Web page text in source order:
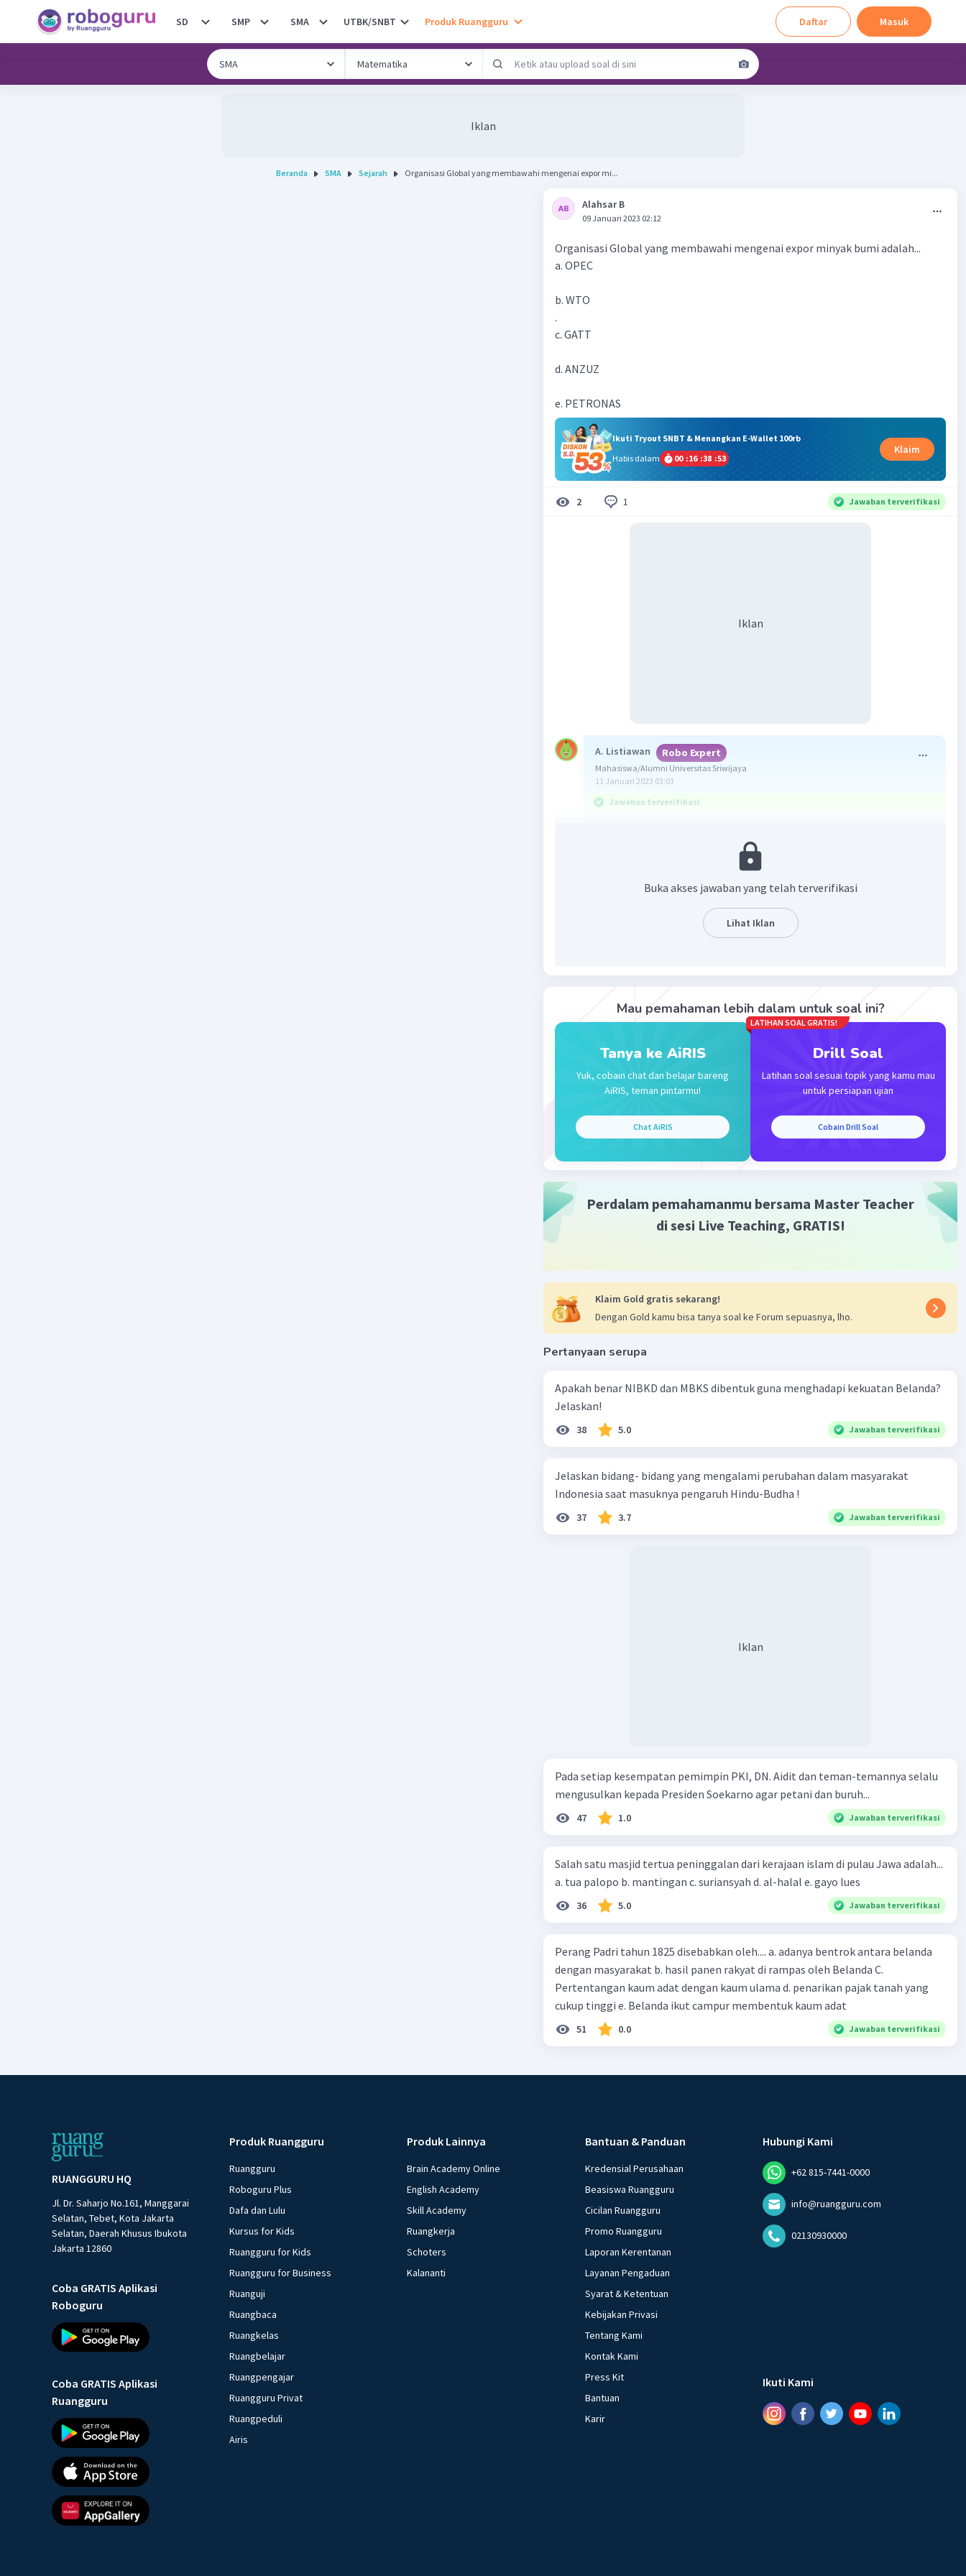
SD SMP SMA UTBK/SNBT Produk Ruangguru Daftar Masuk
Iklan
Beranda SMA Sejarah Organisasi Global yang membawahi mengenai expor mi...
Alahsar B
09 Januari 2023 02:12
Organisasi Global yang membawahi mengenai expor minyak bumi adalah...
a. OPEC
b. WTO
.
c. GATT
d. ANZUZ
e. PETRONAS
Ikuti Tryout SNBT & Menangkan E-Wallet 100rb
Habis dalam
00 :16 :38 :52
Klaim
2 1 Jawaban terverifikasi
Iklan
A. Listiawan Robo Expert
Mahasiswa/Alumni Universitas Sriwijaya
11 Januari 2023 03:03
Jawaban terverifikasi
OPEC merupakan singkatan dari Organization of the Petroleim
Organisasi ini dibentuk oleh negara-negara penghasil minyak bumi.
Adapun tujuan OPEC yang paling utama adalah menegosiasikan
Beri Rating Balas
Buka akses jawaban yang telah terverifikasi
Lihat Iklan
Mau pemahaman lebih dalam untuk soal ini?
Tanya ke AiRIS
Yuk, cobain chat dan belajar bareng
AiRIS, teman pintarmu!
Chat AiRIS
LATIHAN SOAL GRATIS!
Drill Soal
Latihan soal sesuai topik yang kamu mau
untuk persiapan ujian
Cobain Drill Soal
Perdalam pemahamanmu bersama Master Teacher
di sesi Live Teaching, GRATIS!
Klaim Gold gratis sekarang!
Dengan Gold kamu bisa tanya soal ke Forum sepuasnya, lho.
Pertanyaan serupa
Apakah benar NIBKD dan MBKS dibentuk guna menghadapi kekuatan Belanda?
Jelaskan!
38 5.0 Jawaban terverifikasi
Jelaskan bidang- bidang yang mengalami perubahan dalam masyarakat
Indonesia saat masuknya pengaruh Hindu-Budha !
37 3.7 Jawaban terverifikasi
Iklan
Pada setiap kesempatan pemimpin PKI, DN. Aidit dan teman-temannya selalu
mengusulkan kepada Presiden Soekarno agar petani dan buruh...
47 1.0 Jawaban terverifikasi
Salah satu masjid tertua peninggalan dari kerajaan islam di pulau Jawa adalah...
a. tua palopo b. mantingan c. suriansyah d. al-halal e. gayo lues
36 5.0 Jawaban terverifikasi
Perang Padri tahun 1825 disebabkan oleh.... a. adanya bentrok antara belanda
dengan masyarakat b. hasil panen rakyat di rampas oleh Belanda C.
Pertentangan kaum adat dengan kaum ulama d. penarikan pajak tanah yang
cukup tinggi e. Belanda ikut campur membentuk kaum adat
51 0.0 Jawaban terverifikasi
RUANGGURU HQ
Jl. Dr. Saharjo No.161, Manggarai
Selatan, Tebet, Kota Jakarta
Selatan, Daerah Khusus Ibukota
Jakarta 12860
Coba GRATIS Aplikasi
Roboguru
Coba GRATIS Aplikasi
Ruangguru
Produk Ruangguru
Ruangguru
Roboguru Plus
Dafa dan Lulu
Kursus for Kids
Ruangguru for Kids
Ruangguru for Business
Ruanguji
Ruangbaca
Ruangkelas
Ruangbelajar
Ruangpengajar
Ruangguru Privat
Ruangpeduli
Airis
Produk Lainnya
Brain Academy Online
English Academy
Skill Academy
Ruangkerja
Schoters
Kalananti
Bantuan & Panduan
Kredensial Perusahaan
Beasiswa Ruangguru
Cicilan Ruangguru
Promo Ruangguru
Laporan Kerentanan
Layanan Pengaduan
Syarat & Ketentuan
Kebijakan Privasi
Tentang Kami
Kontak Kami
Press Kit
Bantuan
Karir
Hubungi Kami
+62 815-7441-0000
info@ruangguru.com
02130930000
Ikuti Kami